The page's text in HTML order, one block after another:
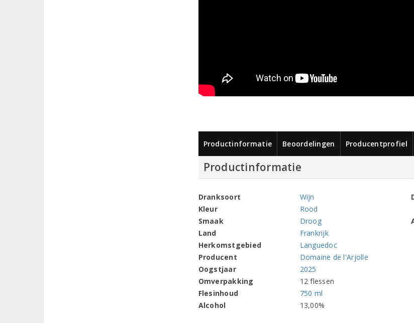
Productinformatie Beoordelingen Producentprofiel
Productinformatie
Dranksoort
Wijn
Kleur
Rood
Smaak
Droog
Land
Frankrijk
Herkomstgebied
Languedoc
Producent
Domaine de l'Arjolle
Oogstjaar
2025
Omverpakking
12 flessen
Flesinhoud
750 ml
Alcohol
13,00%